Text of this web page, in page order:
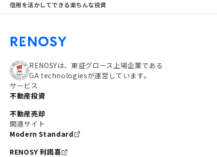
信用を活かしてできる楽ちんな投資
RENOSYは、東証グロース上場企業である
GA technologiesが運営しています。
サービス
不動産投資
不動産売却
関連サイト
Modern Standard
RENOSY 利諾喜